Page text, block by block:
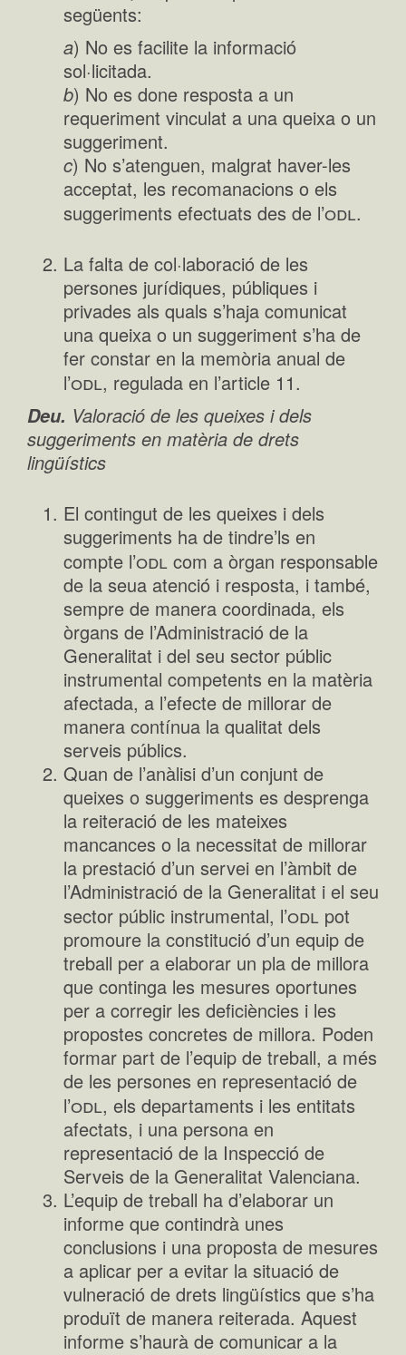
següents:
a) No es facilite la informació
sol·licitada.
b) No es done resposta a un
requeriment vinculat a una queixa o un
suggeriment.
c) No s’atenguen, malgrat haver-les
acceptat, les recomanacions o els
suggeriments efectuats des de l’odl.
La falta de col·laboració de les
persones jurídiques, públiques i
privades als quals s’haja comunicat
una queixa o un suggeriment s’ha de
fer constar en la memòria anual de
l’odl, regulada en l’article 11.
Deu. Valoració de les queixes i dels
suggeriments en matèria de drets
lingüístics
El contingut de les queixes i dels
suggeriments ha de tindre’ls en
compte l’odl com a òrgan responsable
de la seua atenció i resposta, i també,
sempre de manera coordinada, els
òrgans de l’Administració de la
Generalitat i del seu sector públic
instrumental competents en la matèria
afectada, a l’efecte de millorar de
manera contínua la qualitat dels
serveis públics.
Quan de l’anàlisi d’un conjunt de
queixes o suggeriments es desprenga
la reiteració de les mateixes
mancances o la necessitat de millorar
la prestació d’un servei en l’àmbit de
l’Administració de la Generalitat i el seu
sector públic instrumental, l’odl pot
promoure la constitució d’un equip de
treball per a elaborar un pla de millora
que continga les mesures oportunes
per a corregir les deficiències i les
propostes concretes de millora. Poden
formar part de l’equip de treball, a més
de les persones en representació de
l’odl, els departaments i les entitats
afectats, i una persona en
representació de la Inspecció de
Serveis de la Generalitat Valenciana.
L’equip de treball ha d’elaborar un
informe que contindrà unes
conclusions i una proposta de mesures
a aplicar per a evitar la situació de
vulneració de drets lingüístics que s’ha
produït de manera reiterada. Aquest
informe s’haurà de comunicar a la